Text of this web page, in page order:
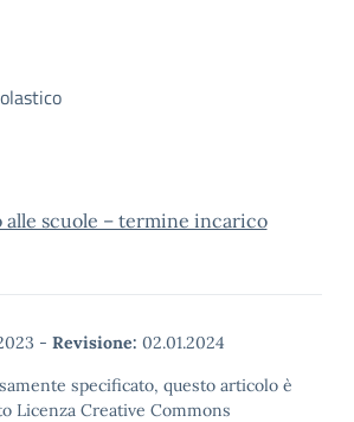
alle scuole – termine incarico
- Revisione: 02.01.2024
specificato, questo articolo è
Licenza Creative Commons